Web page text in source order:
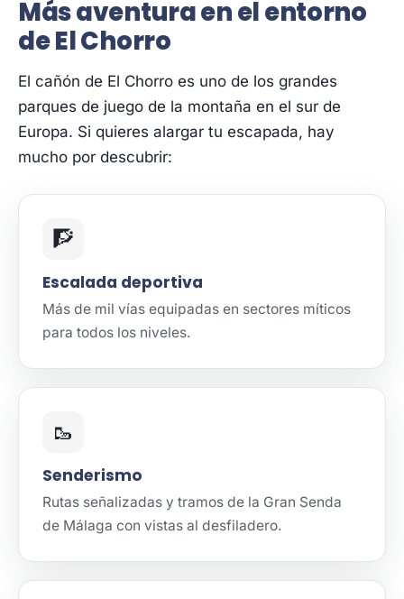
Más aventura en el entorno
de El Chorro
El cañón de El Chorro es uno de los grandes
parques de juego de la montaña en el sur de
Europa. Si quieres alargar tu escapada, hay
mucho por descubrir:
🧗
Escalada deportiva
Más de mil vías equipadas en sectores míticos
para todos los niveles.
🥾
Senderismo
Rutas señalizadas y tramos de la Gran Senda
de Málaga con vistas al desfiladero.